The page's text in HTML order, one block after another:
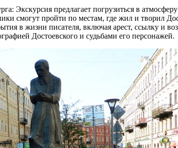
Экскурсия предлагает погрузиться в
смогут пройти по местам, где жил и творил
в жизни писателя, включая арест, ссылку и
Достоевского и судьбами его персонажей.